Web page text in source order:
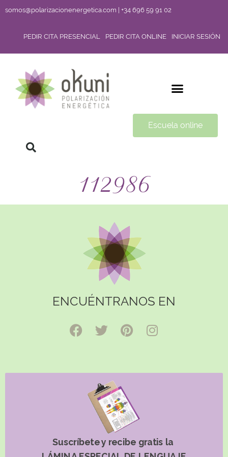
somos@polarizacionenergetica.com | +34 696 59 91 02
PEDIR CITA PRESENCIAL PEDIR CITA ONLINE INICIAR SESIÓN
Escuela online
112986
ENCUÉNTRANOS EN
Suscríbete y recibe gratis la